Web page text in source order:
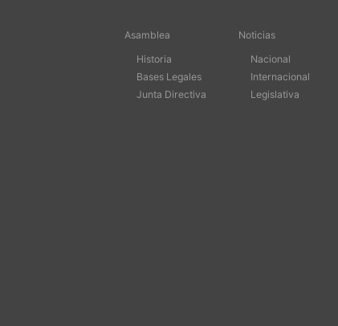
Asamblea
Historia
Bases Legales
Junta Directiva
Noticias
Nacional
Internacional
Legislativa